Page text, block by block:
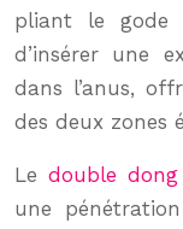
pliant le gode
d’insérer une
dans l’anus,
des deux zones
Le double dong
une